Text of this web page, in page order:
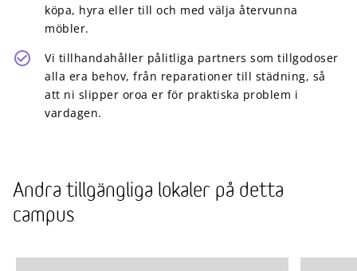
köpa, hyra eller till och med välja återvunna
möbler.
Vi tillhandahåller pålitliga partners som tillgodoser
alla era behov, från reparationer till städning, så
att ni slipper oroa er för praktiska problem i
vardagen.
Andra tillgängliga lokaler på detta
campus